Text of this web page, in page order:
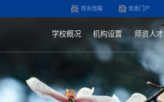
校长信箱 信息门户
学校概况 机构设置 师资人才